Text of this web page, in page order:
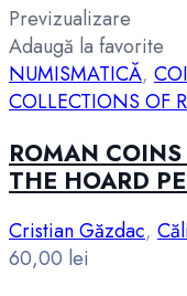
Previzualizare
Adaugă la favorite
NUMISMATICĂ,
COLLECTIONS OF
ROMAN
THE HOARD
Cristian Găzdac,
60,00 lei